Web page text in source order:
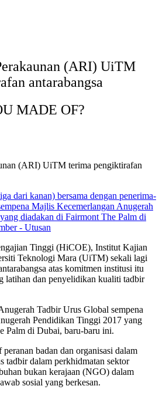
(ARI) UiTM
antarabangsa
MADE OF?
Tinggi (HiCOE), Institut Kajian
Teknologi Mara (UiTM) sekali lagi
atas komitmen institusi itu
latihan dan penyelidikan kualiti tadbir
Tadbir Urus Global sempena
Pendidikan Tinggi 2017 yang
Palm di Dubai, baru-baru ini.
badan dan organisasi dalam
tadbir dalam perkhidmatan sektor
bukan kerajaan (NGO) dalam
sosial yang berkesan.